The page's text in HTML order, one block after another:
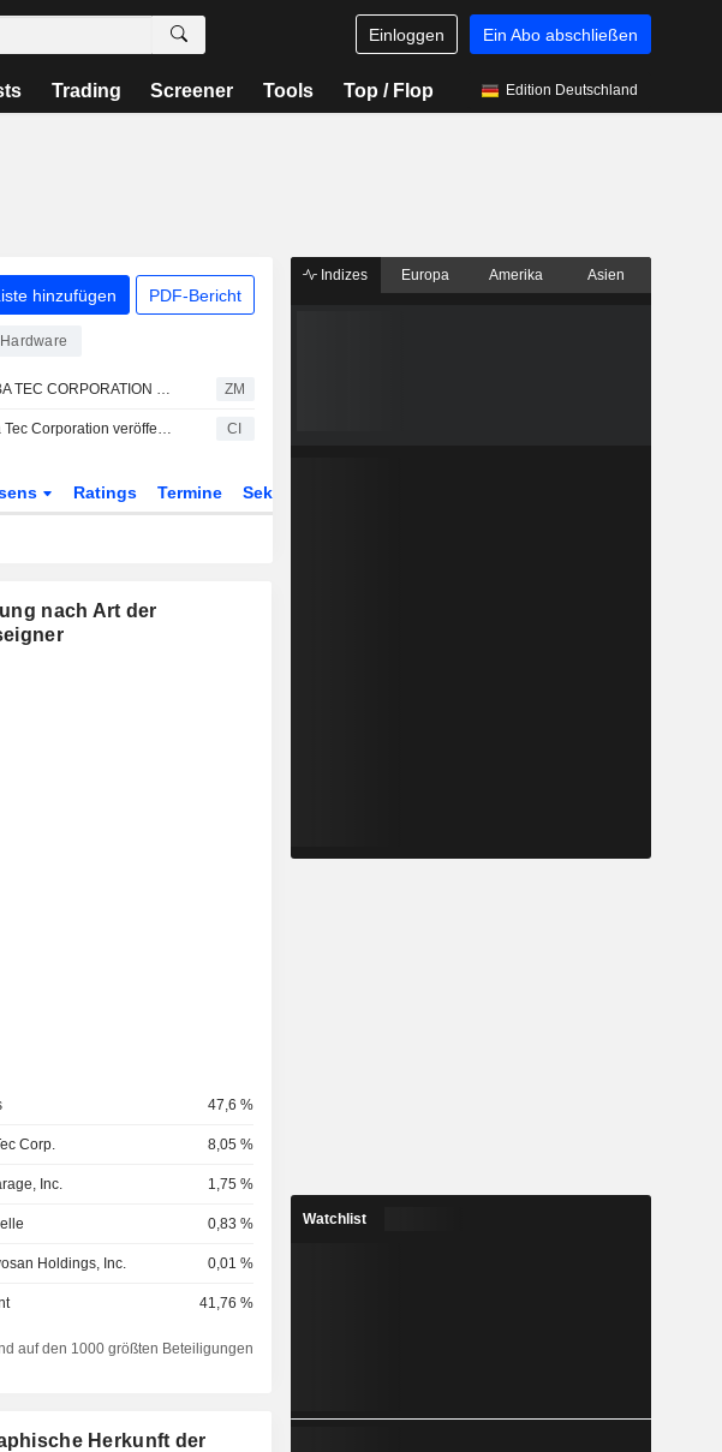
Einloggen Ein Abo abschließen
Trading Screener Tools Top / Flop Edition Deutschland
hinzufügen PDF-Bericht
TOSHIBA TEC CORPORATION : Bewertung von Jefferies & Co. kaufen ZM
Toshiba Tec Corporation veröffentlicht Ergebnisse für das am 31. März 2026 zu Ende gegangene Geschäftsjahr CI
Ratings Termine Sektor
nach Art der
47,6 %
Corp. 8,05 %
Inc. 1,75 %
0,83 %
Holdings, Inc. 0,01 %
41,76 %
auf den 1000 größten Beteiligungen
Herkunft der
Indizes Europa Amerika Asien
Watchlist